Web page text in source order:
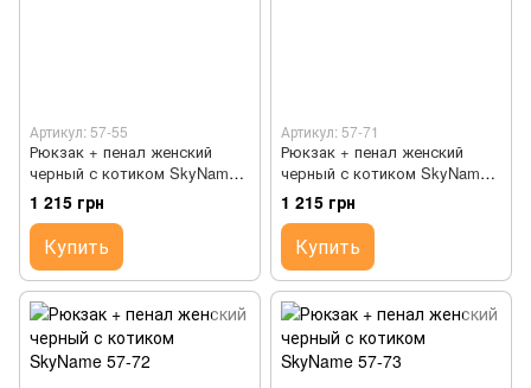
Артикул: 57-55
Рюкзак + пенал женский
черный с котиком SkyName
57-55
1 215 грн
Купить
Артикул: 57-71
Рюкзак + пенал женский
черный с котиком SkyName
57-71
1 215 грн
Купить